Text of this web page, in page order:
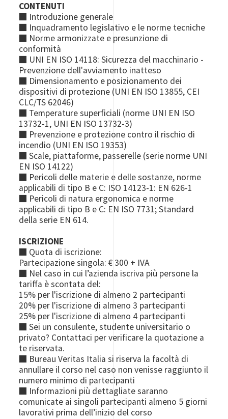
CONTENUTI
■ Introduzione generale
■ Inquadramento legislativo e le norme tecniche
■ Norme armonizzate e presunzione di
conformità
■ UNI EN ISO 14118: Sicurezza del macchinario -
Prevenzione dell'avviamento inatteso
■ Dimensionamento e posizionamento dei
dispositivi di protezione (UNI EN ISO 13855, CEI
CLC/TS 62046)
■ Temperature superficiali (norme UNI EN ISO
13732-1, UNI EN ISO 13732-3)
■ Prevenzione e protezione contro il rischio di
incendio (UNI EN ISO 19353)
■ Scale, piattaforme, passerelle (serie norme UNI
EN ISO 14122)
■ Pericoli delle materie e delle sostanze, norme
applicabili di tipo B e C: ISO 14123-1: EN 626-1
■ Pericoli di natura ergonomica e norme
applicabili di tipo B e C: EN ISO 7731; Standard
della serie EN 614.
ISCRIZIONE
■ Quota di iscrizione:
Partecipazione singola: € 300 + IVA
■ Nel caso in cui l’azienda iscriva più persone la
tariffa è scontata del:
15% per l'iscrizione di almeno 2 partecipanti
20% per l'iscrizione di almeno 3 partecipanti
25% per l'iscrizione di almeno 4 partecipanti
■ Sei un consulente, studente universitario o
privato? Contattaci per verificare la quotazione a
te riservata.
■ Bureau Veritas Italia si riserva la facoltà di
annullare il corso nel caso non venisse raggiunto il
numero minimo di partecipanti
■ Informazioni più dettagliate saranno
comunicate ai singoli partecipanti almeno 5 giorni
lavorativi prima dell’inizio del corso